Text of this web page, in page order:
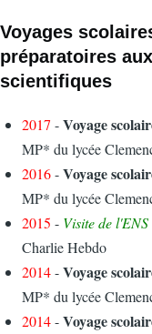
Voyages
préparatoires
scientifiques
2017 -Voyage
MP* du lycée
2016-Voyage
MP* du lycée
2015 - Visite de
Charlie Hebdo
2014-Voyage
MP* du lycée
2014-Voyage